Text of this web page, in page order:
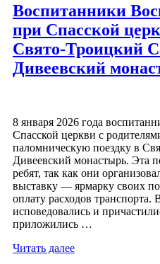
Воспитанники
при Спасской
Свято-Троицкий
Дивеевский
8 января 2026 года
Спасской церкви с
паломническую поездку в
Дивеевский монастырь. Эта
ребят, так как они
выставку — ярмарку своих
оплату расходов
исповедовались и
приложились …
Читать далее«Воспитанники